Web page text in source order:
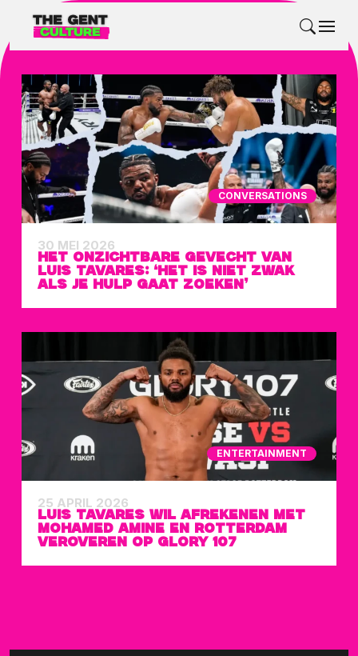
CONVERSATIONS
30 MEI 2026
HET ONZICHTBARE GEVECHT VAN
LUIS TAVARES: ‘HET IS NIET ZWAK
ALS JE HULP GAAT ZOEKEN’
ENTERTAINMENT
25 APRIL 2026
LUIS TAVARES WIL AFREKENEN MET
MOHAMED AMINE EN ROTTERDAM
VEROVEREN OP GLORY 107